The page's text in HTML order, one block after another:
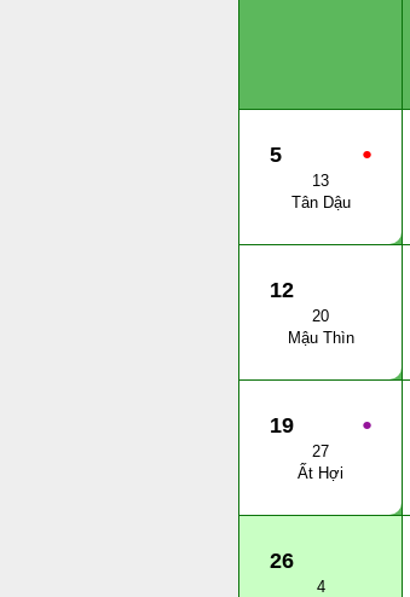
●
5
13
Tân Dậu
12
20
Mậu Thìn
●
19
27
Ất Hợi
26
4